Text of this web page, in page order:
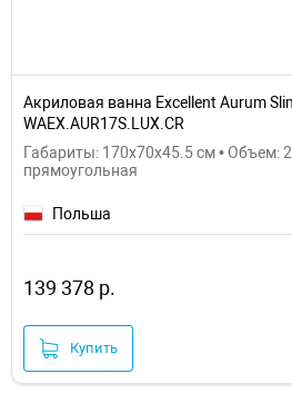
Акриловая ванна Excellent Aurum
WAEX.AUR17S.LUX.CR
Габариты: 170x70x45.5 см • Объем:
прямоугольная
Польша
139 378 р.
Купить